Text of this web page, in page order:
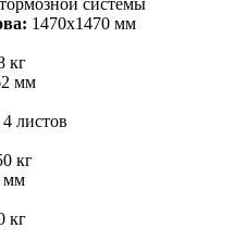
1470х1470 мм
кг
мм
4 листов
кг
мм
кг